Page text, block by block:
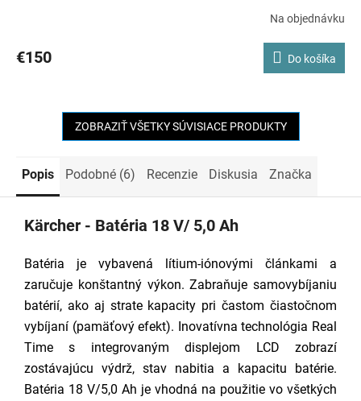
Na objednávku
€150 Do košíka
ZOBRAZIŤ VŠETKY SÚVISIACE PRODUKTY
Popis Podobné (6) Recenzie Diskusia Značka
Kärcher - Batéria 18 V/ 5,0 Ah
Batéria je vybavená lítium-iónovými článkami a
zaručuje konštantný výkon. Zabraňuje samovybíjaniu
batérií, ako aj strate kapacity pri častom čiastočnom
vybíjaní (pamäťový efekt). Inovatívna technológia Real
Time s integrovaným displejom LCD zobrazí
zostávajúcu výdrž, stav nabitia a kapacitu batérie.
Batéria 18 V/5,0 Ah je vhodná na použitie vo všetkých